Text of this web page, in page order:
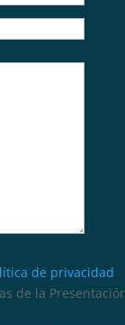
de privacidad
de la